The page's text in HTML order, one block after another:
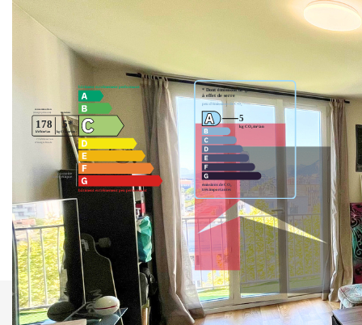
Diagnostics énergétiques
Montant estimé des dépenses annuelles d'énergie pour un
usage standard entre 770€ et 1090€. indexées aux années
2021,2022 et 2023 (abonnement compris).
Imprimer